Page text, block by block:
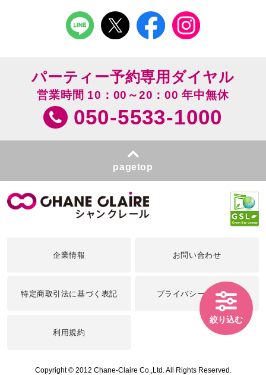
絞り込む
パーティー予約専用ダイヤル
営業時間 10：00～20：00 年中無休
050-5533-1000
pagetop
企業情報 お問い合わせ
特定商取引法に基づく表記 プライバシーポリシー
利用規約
Copyright © 2012 Chane-Claire Co.,Ltd. All Rights Reserved.